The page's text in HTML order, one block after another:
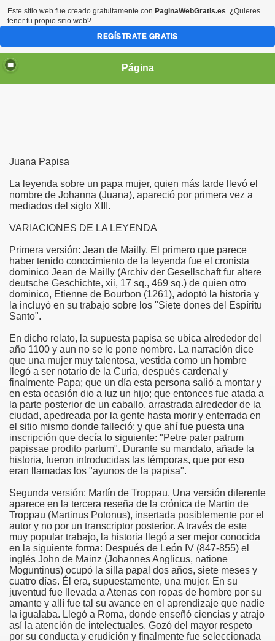
Página
Juana Papisa
La leyenda sobre un papa mujer, quien más tarde llevó el
nombre de Johanna (Juana), apareció por primera vez a
mediados del siglo XIII.
VARIACIONES DE LA LEYENDA
Primera versión: Jean de Mailly. El primero que parece
haber tenido conocimiento de la leyenda fue el cronista
dominico Jean de Mailly (Archiv der Gesellschaft fur altere
deutsche Geschichte, xii, 17 sq., 469 sq.) de quien otro
dominico, Etienne de Bourbon (1261), adoptó la historia y
la incluyó en su trabajo sobre los "Siete dones del Espíritu
Santo".
En dicho relato, la supuesta papisa se ubica alrededor del
año 1100 y aun no se le pone nombre. La narración dice
que una mujer muy talentosa, vestida como un hombre
llegó a ser notario de la Curia, después cardenal y
finalmente Papa; que un día esta persona salió a montar y
en esta ocasión dio a luz un hijo; que entonces fue atada a
la parte posterior de un caballo, arrastrada alrededor de la
ciudad, apedreada por la gente hasta morir y enterrada en
el sitio mismo donde falleció; y que ahí fue puesta una
inscripción que decía lo siguiente: "Petre pater patrum
papissae prodito partum". Durante su mandato, añade la
historia, fueron introducidas las témporas, que por eso
eran llamadas los "ayunos de la papisa".
Segunda versión: Martín de Troppau. Una versión diferente
aparece en la tercera reseña de la crónica de Martin de
Troppau (Martinus Polonus), insertada posiblemente por el
autor y no por un transcriptor posterior. A través de este
muy popular trabajo, la historia llegó a ser mejor conocida
en la siguiente forma: Después de León IV (847-855) el
inglés John de Mainz (Johannes Anglicus, natione
Moguntinus) ocupó la silla papal dos años, siete meses y
cuatro días. Él era, supuestamente, una mujer. En su
juventud fue llevada a Atenas con ropas de hombre por su
amante y allí fue tal su avance en el aprendizaje que nadie
la igualaba. Llegó a Roma, donde enseñó ciencias y atrajo
así la atención de intelectuales. Gozó del mayor respeto
por su conducta y erudición y finalmente fue seleccionada
chino
Este sitio web fue creado gratuitamente con PaginaWebGratis.es. ¿Quieres
tener tu propio sitio web?
REGÍSTRATE GRATIS